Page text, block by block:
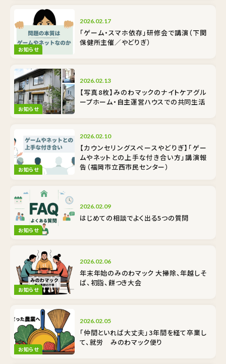
お知らせ
2026.02.17
「ゲーム・スマホ依存」研修会で講演（下関
保健所主催／やどりぎ）
お知らせ
2026.02.13
【写真8枚】みのわマックのナイトケア――グル
ープホーム・自主運営ハウスでの共同生活
お知らせ
2026.02.10
【カウンセリングスペースやどりぎ】「ゲー
ムやネットとの上手な付き合い方」講演報
告（福岡市立西市民センター）
お知らせ
2026.02.09
はじめての相談でよく出る5つの質問
お知らせ
2026.02.06
年末年始のみのわマック 大掃除、年越しそ
ば、初詣、餅つき大会
お知らせ
2026.02.05
「仲間といれば大丈夫」3年間を経て卒業し
て、就労 みのわマック便り